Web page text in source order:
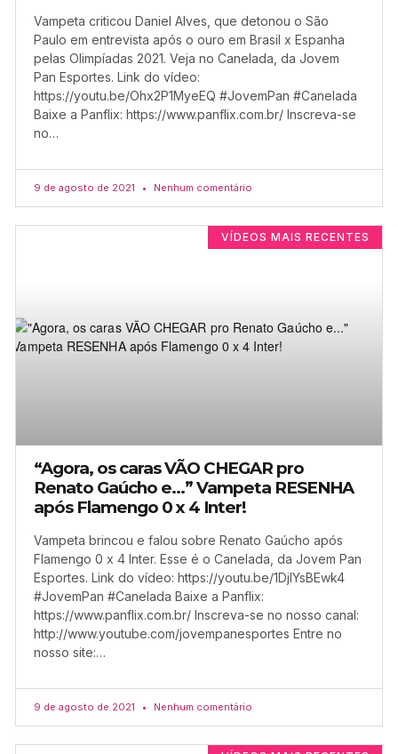
Vampeta criticou Daniel Alves, que detonou o São
Paulo em entrevista após o ouro em Brasil x Espanha
pelas Olimpíadas 2021. Veja no Canelada, da Jovem
Pan Esportes. Link do vídeo:
https://youtu.be/Ohx2P1MyeEQ #JovemPan #Canelada
Baixe a Panflix: https://www.panflix.com.br/ Inscreva-se
no…
9 de agosto de 2021 Nenhum comentário
VÍDEOS MAIS RECENTES
“Agora, os caras VÃO CHEGAR pro
Renato Gaúcho e…” Vampeta RESENHA
após Flamengo 0 x 4 Inter!
Vampeta brincou e falou sobre Renato Gaúcho após
Flamengo 0 x 4 Inter. Esse é o Canelada, da Jovem Pan
Esportes. Link do vídeo: https://youtu.be/1DjIYsBEwk4
#JovemPan #Canelada Baixe a Panflix:
https://www.panflix.com.br/ Inscreva-se no nosso canal:
http://www.youtube.com/jovempanesportes Entre no
nosso site:…
9 de agosto de 2021 Nenhum comentário